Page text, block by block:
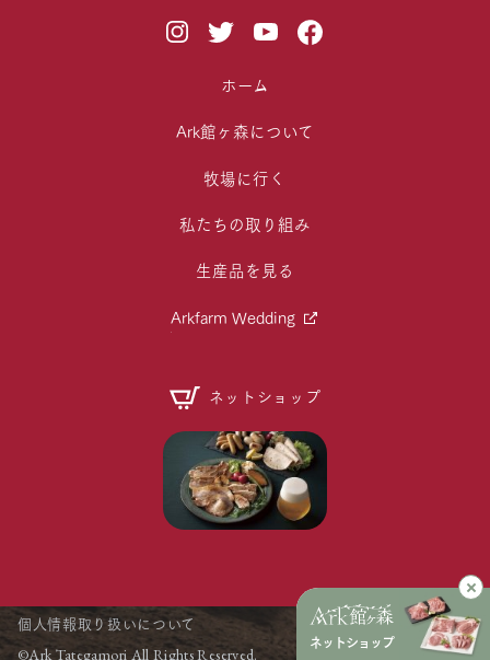
ネットショップ
ホーム
Ark館ヶ森について
牧場に行く
私たちの取り組み
生産品を見る
Arkfarm Wedding
ネットショップ
個人情報取り扱いについて
©Ark Tategamori All Rights Reserved.